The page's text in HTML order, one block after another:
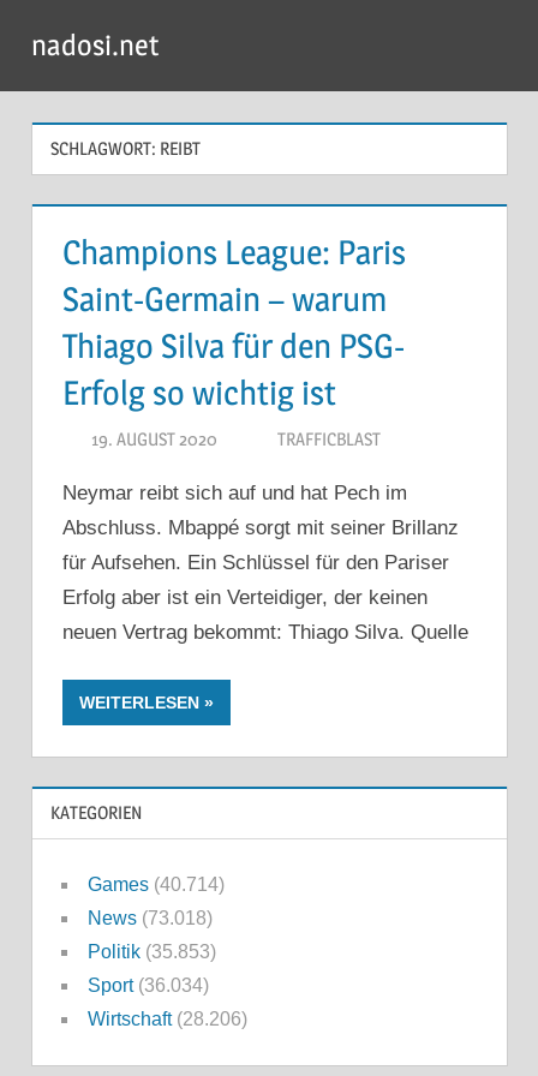
Inhalt
springen
nadosi.net
SCHLAGWORT: REIBT
Champions League: Paris
Saint-Germain – warum
Thiago Silva für den PSG-
Erfolg so wichtig ist
19. AUGUST 2020 TRAFFICBLAST
Neymar reibt sich auf und hat Pech im
Abschluss. Mbappé sorgt mit seiner Brillanz
für Aufsehen. Ein Schlüssel für den Pariser
Erfolg aber ist ein Verteidiger, der keinen
neuen Vertrag bekommt: Thiago Silva. Quelle
WEITERLESEN
KATEGORIEN
Games(40.714)
News(73.018)
Politik(35.853)
Sport(36.034)
Wirtschaft(28.206)